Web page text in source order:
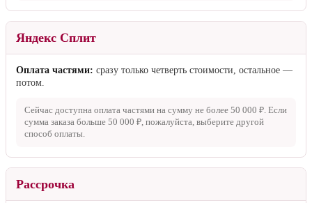
Яндекс Сплит
Оплата частями: сразу только четверть стоимости, остальное —
потом.
Сейчас доступна оплата частями на сумму не более 50 000 ₽. Если
сумма заказа больше 50 000 ₽, пожалуйста, выберите другой
способ оплаты.
Рассрочка